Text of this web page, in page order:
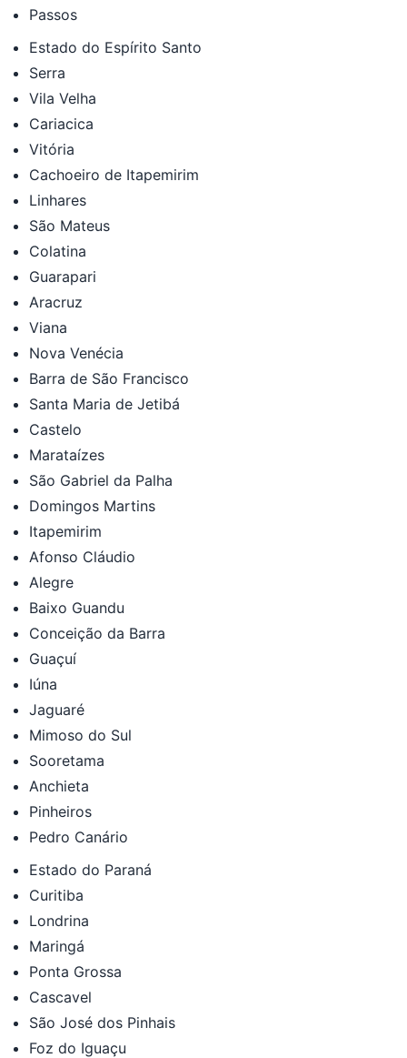
Passos
Estado do Espírito Santo
Serra
Vila Velha
Cariacica
Vitória
Cachoeiro de Itapemirim
Linhares
São Mateus
Colatina
Guarapari
Aracruz
Viana
Nova Venécia
Barra de São Francisco
Santa Maria de Jetibá
Castelo
Marataízes
São Gabriel da Palha
Domingos Martins
Itapemirim
Afonso Cláudio
Alegre
Baixo Guandu
Conceição da Barra
Guaçuí
Iúna
Jaguaré
Mimoso do Sul
Sooretama
Anchieta
Pinheiros
Pedro Canário
Estado do Paraná
Curitiba
Londrina
Maringá
Ponta Grossa
Cascavel
São José dos Pinhais
Foz do Iguaçu